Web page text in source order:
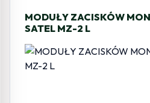
MODUŁY ZACISKÓW
SATEL MZ-2 L